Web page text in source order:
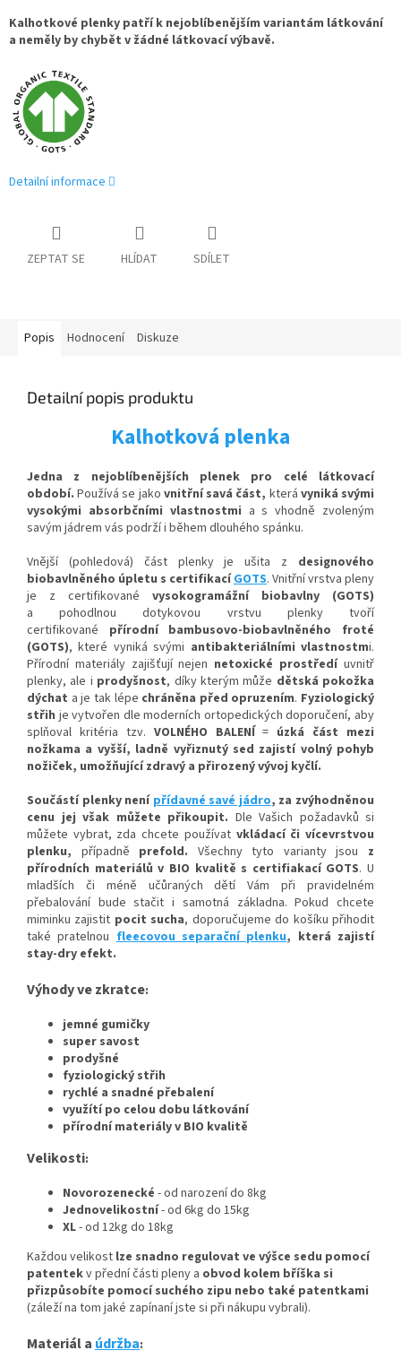
Kalhotkové plenky patří k nejoblíbenějším variantám látkování
a neměly by chybět v žádné látkovací výbavě.
Detailní informace
ZEPTAT SE HLÍDAT SDÍLET
Popis Hodnocení Diskuze
Detailní popis produktu
Kalhotková plenka
Jedna z nejoblíbenějších plenek pro celé látkovací
období.Používá se jako vnitřní savá část, která vyniká svými
vysokými absorbčními vlastnostmi a s vhodně zvoleným
savým jádrem vás podrží i během dlouhého spánku.
Vnější (pohledová) část plenky je ušita z designového
biobavlněného úpletu s certifikacíGOTS. Vnitřní vrstva pleny
je z certifikované vysokogramážní biobavlny (GOTS)
a pohodlnoudotykovou vrstvu plenky tvoří
certifikované přírodní bambusovo-biobavlněného froté
(GOTS), které vyniká svými antibakteriálními vlastnostmi.
Přírodní materiály zajišťují nejen netoxické prostředíuvnitř
plenky, ale i prodyšnost, díky kterýmmůže dětská pokožka
dýchat a je tak lépe chráněna před opruzením. Fyziologický
střih je vytvořen dle moderních ortopedických doporučení, aby
splňoval kritéria tzv. VOLNÉHO BALENÍ= úzká část mezi
nožkama a vyšší, ladně vyřiznutý sed zajistí volný pohyb
nožiček, umožňující zdravý a přirozený vývoj kyčlí.
Součástí plenky není přídavné savé jádro, za zvýhodněnou
cenu jej však můžete přikoupit. Dle Vašich požadavků si
můžete vybrat, zda chcete používat vkládací či vícevrstvou
plenku, případně prefold. Všechny tyto varianty jsou z
přírodních materiálů v BIO kvalitě s certifiakací GOTS. U
mladších či méně učůraných dětí Vám při pravidelném
přebalování bude stačit i samotná základna. Pokud chcete
miminku zajistit pocit sucha, doporučujeme do košíku přihodit
také pratelnoufleecovou separační plenku, která zajistí
stay-dry efekt.
Výhody ve zkratce:
jemné gumičky
super savost
prodyšné
fyziologický střih
rychlé a snadné přebalení
využítí po celou dobu látkování
přírodní materiály v BIO kvalitě
Velikosti:
Novorozenecké - od narození do 8kg
Jednovelikostní- od 6kg do 15kg
XL- od 12kg do 18kg
Každou velikost lze snadno regulovat ve výšce sedu pomocí
patentekv přední části pleny a obvod kolem bříška si
přizpůsobíte pomocí suchého zipu nebo také patentkami
(záleží na tom jaké zapínaní jste si při nákupu vybrali).
Materiál aúdržba: